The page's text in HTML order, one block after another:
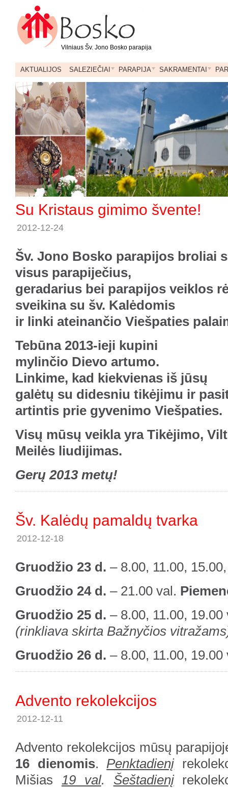
Vilniaus Šv. Jono Bosko parapija
AKTUALIJOS SALEZIEČIAI PARAPIJA SAKRAMENTAI
Su Kristaus gimimo švente!
2012-12-24
Šv. Jono Bosko parapijos broliai
visus parapiječius,
geradarius bei parapijos veiklos
sveikina su šv. Kalėdomis
ir linki ateinančio Viešpaties
Tebūna 2013-ieji kupini
mylinčio Dievo artumo.
Linkime, kad kiekvienas iš jūsų
galėtų su didesniu tikėjimu ir
artintis prie gyvenimo Viešpaties.
Visų mūsų veikla yra Tikėjimo,
Meilės liudijimas.
Gerų 2013 metų!
Šv. Kalėdų pamaldų tvarka
2012-12-18
Gruodžio 23 d. – 8.00, 11.00,
Gruodžio 24 d. – 21.00 val.
Gruodžio 25 d. – 8.00, 11.00, 19.00
(rinkliava skirta Bažnyčios
Gruodžio 26 d. – 8.00, 11.00, 19.00
Advento rekolekcijos
2012-12-11
Advento rekolekcijos mūsų
16 dienomis. Penktadienį
Mišias 19 val. Šeštadienį